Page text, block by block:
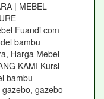
| MEBEL
Fuandi com
bambu
Harga Mebel
KAMI Kursi
bambu
gazebo